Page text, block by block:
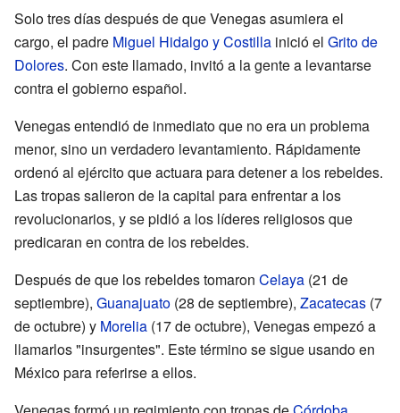
Solo tres días después de que Venegas asumiera el
cargo, el padre Miguel Hidalgo y Costilla inició el Grito de
Dolores. Con este llamado, invitó a la gente a levantarse
contra el gobierno español.
Venegas entendió de inmediato que no era un problema
menor, sino un verdadero levantamiento. Rápidamente
ordenó al ejército que actuara para detener a los rebeldes.
Las tropas salieron de la capital para enfrentar a los
revolucionarios, y se pidió a los líderes religiosos que
predicaran en contra de los rebeldes.
Después de que los rebeldes tomaron Celaya (21 de
septiembre), Guanajuato (28 de septiembre), Zacatecas (7
de octubre) y Morelia (17 de octubre), Venegas empezó a
llamarlos "insurgentes". Este término se sigue usando en
México para referirse a ellos.